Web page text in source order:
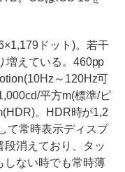
ドット)。若干
増えている。460pp
～120Hz可
平方m(標準/ピ
。HDR時が1,2
て常時表示ディスプ
段消えており、タッ
しない時でも常時薄